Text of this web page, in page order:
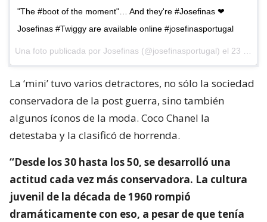
"The #boot of the moment"… And they're #Josefinas ❤
Josefinas #Twiggy are available online #josefinasportugal
Una foto publicada por Josefinas (@josefinasportugal) el 23 de Sep de 2015 a la(s) 4:40 PDT
La ‘mini’ tuvo varios detractores, no sólo la sociedad
conservadora de la post guerra, sino también
algunos íconos de la moda. Coco Chanel la
detestaba y la clasificó de horrenda.
“Desde los 30 hasta los 50, se desarrolló una
actitud cada vez más conservadora. La cultura
juvenil de la década de 1960 rompió
dramáticamente con eso, a pesar de que tenía